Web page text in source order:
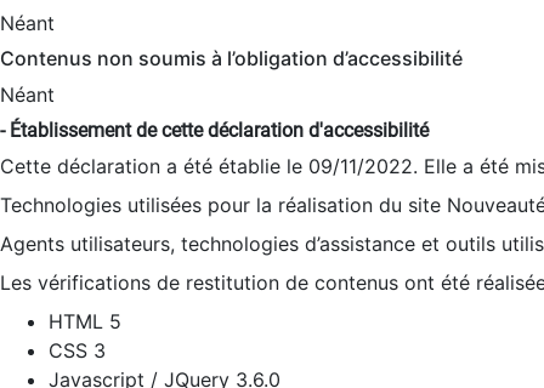
Néant
Contenus non soumis à l’obligation d’accessibilité
Néant
- Établissement de cette déclaration d'accessibilité
Cette déclaration a été établie le 09/11/2022. Elle a été
Technologies utilisées pour la réalisation du site
Agents utilisateurs, technologies d’assistance et outils
Les vérifications de restitution de contenus ont été
HTML 5
CSS 3
Javascript / JQuery 3.6.0